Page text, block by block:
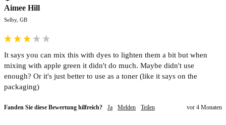
Aimee Hill
Selby, GB
It says you can mix this with dyes to lighten them a bit but when
mixing with apple green it didn't do much. Maybe didn't use
enough? Or it's just better to use as a toner (like it says on the
packaging)
Fanden Sie diese Bewertung hilfreich? Ja Melden Teilen vor 4 Monaten